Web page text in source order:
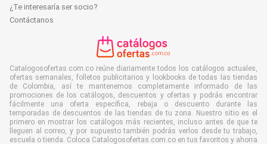
¿Te interesaría ser socio?
Contáctanos
Catalogosofertas.com.co reúne diariamente todos los catálogos actuales,
ofertas semanales, folletos publicitarios y lookbooks de todas las tiendas
de Colombia, así te mantenemos completamente informado de las
promociones de los catálogos, descuentos y ofertas y podrás encontrar
fácilmente una oferta específica, rebaja o descuento durante las
temporadas de descuentos de las tiendas de tu zona. Nuestro sitio es el
primero en mostrar los catálogos más recientes, incluso antes de que te
lleguen al correo, y por supuesto también podrás verlos desde tu trabajo,
escuela o tienda. Coloca Catalogosofertas.com.co en tus favoritos y ahorra